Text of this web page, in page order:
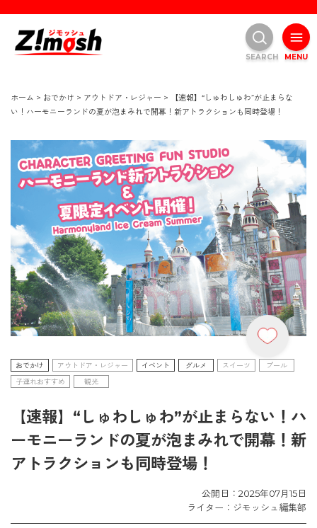
ホーム > おでかけ > アウトドア・レジャー >
【速報】“しゅわしゅわ”が止まらな
い！ハーモニーランドの夏が泡まみれで開幕！新アトラクションも同時登場！
おでかけ アウトドア・レジャー イベント グルメ スイーツ
プール
子連れおすすめ
観光
【速報】“しゅわしゅわ”が止まらない！ハ
ーモニーランドの夏が泡まみれで開幕！新
アトラクションも同時登場！
公開日：2025年07月15日
ライター：ジモッシュ編集部
MENU
SEARCH